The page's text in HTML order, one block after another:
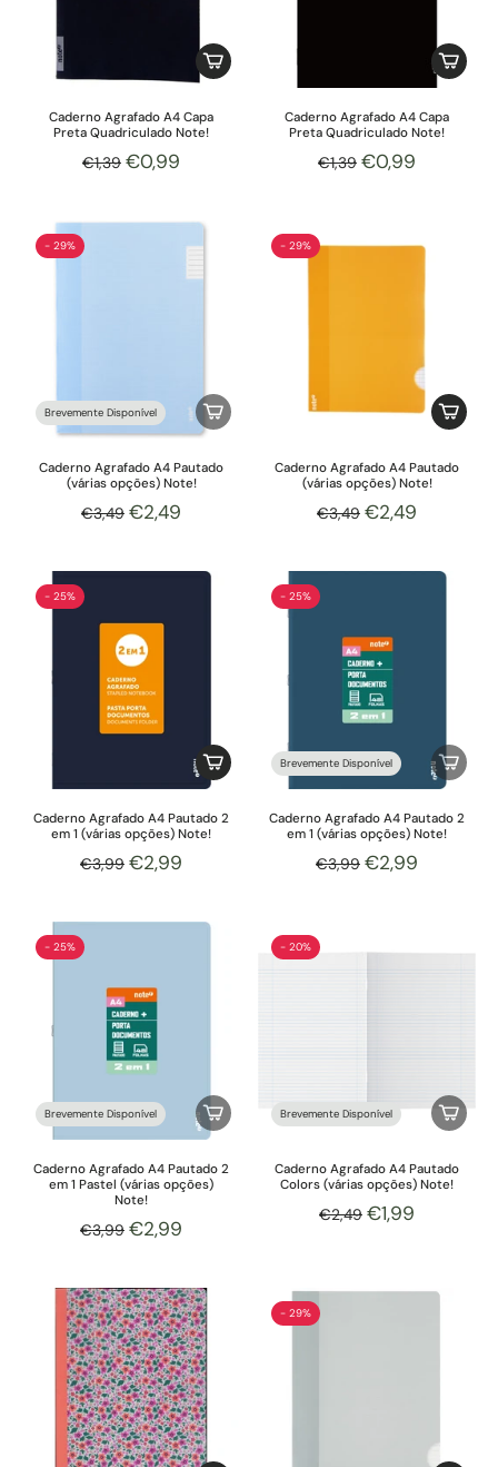
Caderno Agrafado A4 Capa
Preta Quadriculado Note!
€1,39 €0,99
Caderno Agrafado A4 Capa
Preta Quadriculado Note!
€1,39 €0,99
- 29%
Brevemente Disponível
Caderno Agrafado A4 Pautado
(várias opções) Note!
€3,49 €2,49
- 29%
Caderno Agrafado A4 Pautado
(várias opções) Note!
€3,49 €2,49
- 25%
Caderno Agrafado A4 Pautado 2
em 1 (várias opções) Note!
€3,99 €2,99
- 25%
Brevemente Disponível
Caderno Agrafado A4 Pautado 2
em 1 (várias opções) Note!
€3,99 €2,99
- 25%
Brevemente Disponível
Caderno Agrafado A4 Pautado 2
em 1 Pastel (várias opções)
Note!
€3,99 €2,99
- 20%
Brevemente Disponível
Caderno Agrafado A4 Pautado
Colors (várias opções) Note!
€2,49 €1,99
- 29%